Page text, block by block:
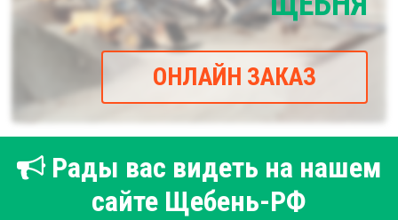
ОНЛАЙН ЗАКАЗ
Рады вас видеть на нашем
сайте Щебень-РФ